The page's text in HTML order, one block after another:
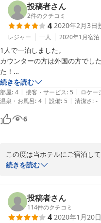
ご機会がございましたら当ホ
す。
またのご利用をお待ちしており
ホテルリブマックス上野駅前　
2020-09-26
投稿者さん
2件のクチコミ
4 2020年2月3日
レジャー 一人 2020年1月宿泊
1人で一泊しました。
カウンターの方は外国の方でし
た！
セミダブルという事でベッドは
ました。
部屋にレンジがあるのはとって
続きを読む
部屋: 4 | 接客・サービス: 5 | ロケー
温泉・お風呂: 4 | 設備: 5 | 清潔さ: -
6
この度は当ホテルにご宿泊し
また、お忙しいところクチコ
お客様の仰る通り当ホテルに
す。
これからもお客様に満足して
す。
続きを読む
投稿者さん
114件のクチコミ
4 2020年1月20日